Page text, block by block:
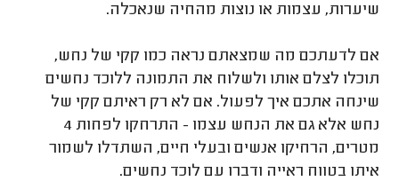
שיערות, עצמות או נוצות מהחיה שנאכלה.
אם לדעתכם מה שמצאתם נראה כמו קקי של נחש,
תוכלו לצלם אותו ולשלוח את התמונה ללוכד נחשים
שינחה אתכם איך לפעול. אם לא רק ראיתם קקי של
נחש אלא גם את הנחש עצמו - התרחקו לפחות 4
מטרים, הרחיקו אנשים ובעלי חיים, השתדלו לשמור
איתו בטווח ראייה ודברו עם לוכד נחשים.